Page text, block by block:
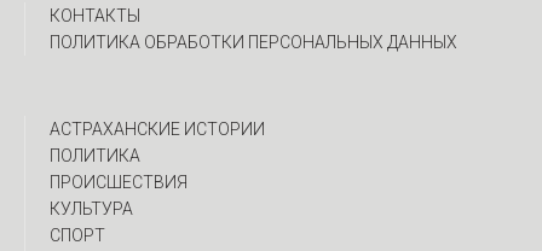
КОНТАКТЫ
ПОЛИТИКА ОБРАБОТКИ ПЕРСОНАЛЬНЫХ ДАННЫХ
АСТРАХАНСКИЕ ИСТОРИИ
ПОЛИТИКА
ПРОИСШЕСТВИЯ
КУЛЬТУРА
СПОРТ